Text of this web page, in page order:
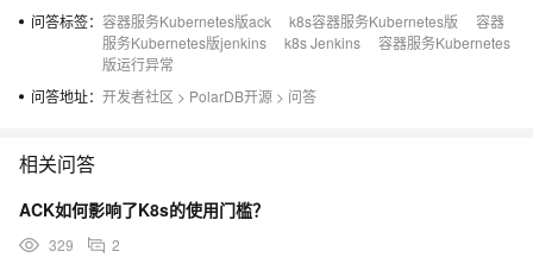
问答标签： 容器服务Kubernetes版ack k8s容器服务Kubernetes版
容器
服务Kubernetes版jenkins
k8s Jenkins
容器服务Kubernetes
版运行异常
问答地址： 开发者社区 > PolarDB开源 > 问答
相关问答
ACK如何影响了K8s的使用门槛？
329 2